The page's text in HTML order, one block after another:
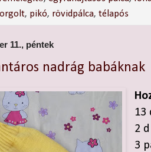
, pikó, rövidpálca,télapós
11., péntek
nadrág babáknak
13
2
3